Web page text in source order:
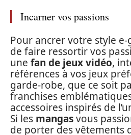
Incarner vos passions
Pour ancrer votre style
de faire ressortir vos
une fan de jeux vidéo,
références à vos jeux
garde-robe, que ce soit
franchises
accessoires inspirés de
Si les mangasvous
de porter des vêtements